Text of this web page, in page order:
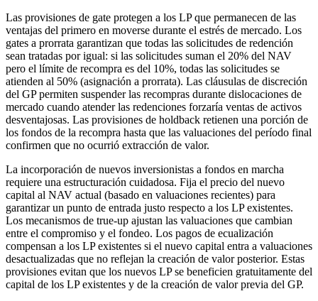
Las provisiones de gate protegen a los LP que permanecen de las
ventajas del primero en moverse durante el estrés de mercado. Los
gates a prorrata garantizan que todas las solicitudes de redención
sean tratadas por igual: si las solicitudes suman el 20% del NAV
pero el límite de recompra es del 10%, todas las solicitudes se
atienden al 50% (asignación a prorrata). Las cláusulas de discreción
del GP permiten suspender las recompras durante dislocaciones de
mercado cuando atender las redenciones forzaría ventas de activos
desventajosas. Las provisiones de holdback retienen una porción de
los fondos de la recompra hasta que las valuaciones del período final
confirmen que no ocurrió extracción de valor.
La incorporación de nuevos inversionistas a fondos en marcha
requiere una estructuración cuidadosa. Fija el precio del nuevo
capital al NAV actual (basado en valuaciones recientes) para
garantizar un punto de entrada justo respecto a los LP existentes.
Los mecanismos de true-up ajustan las valuaciones que cambian
entre el compromiso y el fondeo. Los pagos de ecualización
compensan a los LP existentes si el nuevo capital entra a valuaciones
desactualizadas que no reflejan la creación de valor posterior. Estas
provisiones evitan que los nuevos LP se beneficien gratuitamente del
capital de los LP existentes y de la creación de valor previa del GP.